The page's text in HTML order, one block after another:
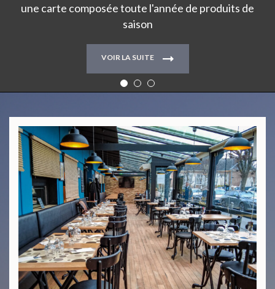
une carte composée toute l'année de produits de
saison
VOIR LA SUITE